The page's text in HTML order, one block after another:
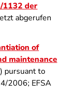
1132 der
abgerufen
of
maintenance
pursuant to
2006; EFSA